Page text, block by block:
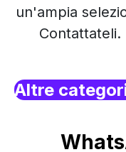
un'ampia
Contattateli.
Altre